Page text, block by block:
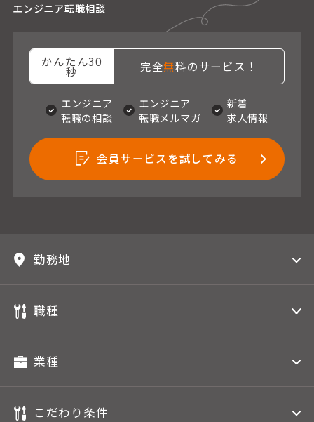
エンジニア転職相談
かんたん30
秒 完全無料のサービス！
エンジニア
転職の相談
エンジニア
転職メルマガ
新着
求人情報
会員サービスを試してみる
勤務地
職種
業種
こだわり条件